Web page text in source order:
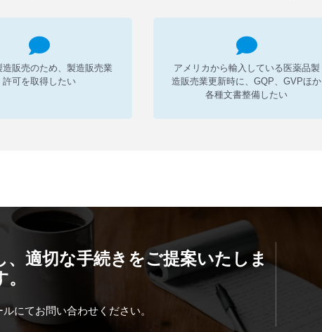
造販売のため、製造販売業
許可を取得したい
アメリカから輸入している医薬品製
造販売業更新時に、GQP、GVPほか
各種文書整備したい
適切な手続きをご提案いたしま
。
にてお問い合わせください。